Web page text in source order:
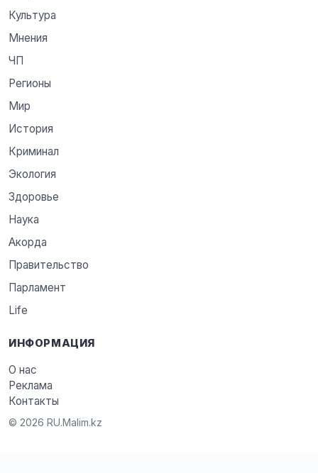
Культура
Мнения
ЧП
Регионы
Мир
История
Криминал
Экология
Здоровье
Наука
Акорда
Правительство
Парламент
Life
ИНФОРМАЦИЯ
О нас
Реклама
Контакты
© 2026 RU.Malim.kz